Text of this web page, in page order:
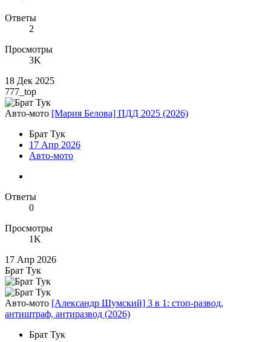
Ответы
2
Просмотры
3K
18 Дек 2025
777_top
Авто-мото [Мария Белова] ПДД 2025 (2026)
Брат Тук
17 Апр 2026
Авто-мото
Ответы
0
Просмотры
1K
17 Апр 2026
Брат Тук
Авто-мото [Александр Шумский] 3 в 1: стоп-развод,
антиштраф, антиразвод (2026)
Брат Тук